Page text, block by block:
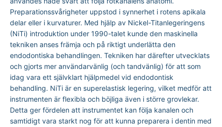
Preparationssvårigheter uppstod i synnerhet i rotens apikala
delar eller i kurvaturer. Med hjälp av Nickel-Titanlegeringens
(NiTi) introduktion under 1990-talet kunde den maskinella
tekniken anses främja och på riktigt underlätta den
endodontiska behandlingen. Tekniken har därefter utvecklats
och gjorts mer användarvänlig (och tandvänlig) för att som
idag vara ett självklart hjälpmedel vid endodontisk
behandling. NiTi är en superelastisk legering, vilket medför att
instrumenten är flexibla och böjliga även i större grovlekar.
Detta ger fördelen att instrumentet kan följa kanalen och
samtidigt vara starkt nog för att kunna preparera i dentin med